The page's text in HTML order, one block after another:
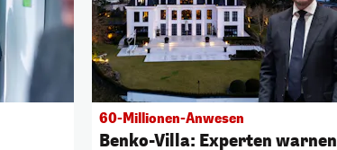
60-Millionen-Anwesen
Benko-Villa: Experten warnen